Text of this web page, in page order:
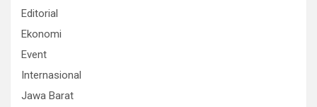
Editorial
Ekonomi
Event
Internasional
Jawa Barat